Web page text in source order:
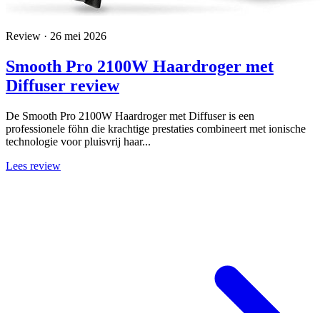
Review · 26 mei 2026
Smooth Pro 2100W Haardroger met
Diffuser review
De Smooth Pro 2100W Haardroger met Diffuser is een
professionele föhn die krachtige prestaties combineert met ionische
technologie voor pluisvrij haar...
Lees review